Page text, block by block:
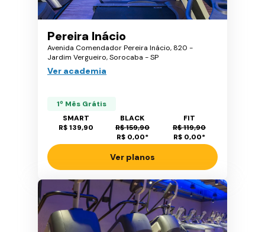
Pereira Inácio
Avenida Comendador Pereira Inácio, 820 -
Jardim Vergueiro, Sorocaba - SP
Ver academia
1º Mês Grátis
SMART
R$ 139,90
BLACK
R$ 159,90
R$ 0,00*
FIT
R$ 119,90
R$ 0,00*
Ver planos